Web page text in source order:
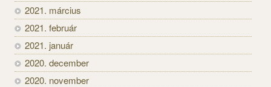
2021. március
2021. február
2021. január
2020. december
2020. november